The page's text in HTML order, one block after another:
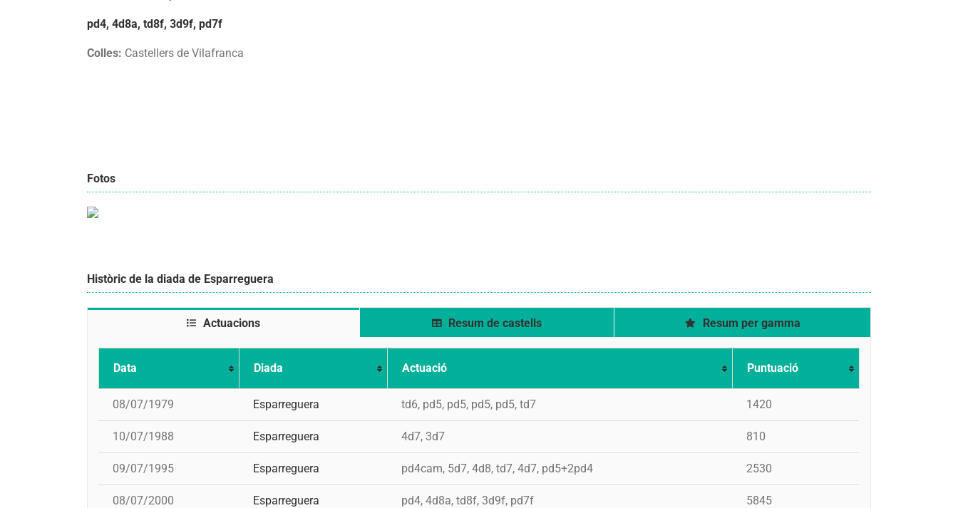
pd4, 4d8a, td8f, 3d9f, pd7f
Colles: Castellers de Vilafranca
Fotos
Històric de la diada de Esparreguera
Actuacions Resum de castells Resum per gamma
Data Diada Actuació Puntuació
08/07/1979 Esparreguera td6, pd5, pd5, pd5, pd5, td7 1420
10/07/1988 Esparreguera 4d7, 3d7 810
09/07/1995 Esparreguera pd4cam, 5d7, 4d8, td7, 4d7, pd5+2pd4 2530
08/07/2000 Esparreguera pd4, 4d8a, td8f, 3d9f, pd7f 5845